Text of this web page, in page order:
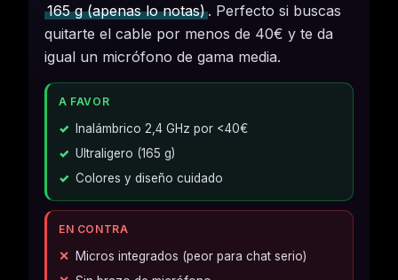
165 g (apenas lo notas) . Perfecto si buscas
quitarte el cable por menos de 40€ y te da
igual un micrófono de gama media.
A FAVOR
Inalámbrico 2,4 GHz por <40€
Ultraligero (165 g)
Colores y diseño cuidado
EN CONTRA
Micros integrados (peor para chat serio)